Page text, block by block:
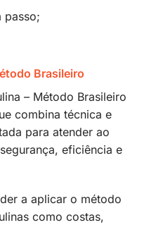
passo;
Brasileiro
– Método Brasileiro
combina técnica e
para atender ao
eficiência e
a aplicar o método
como costas,